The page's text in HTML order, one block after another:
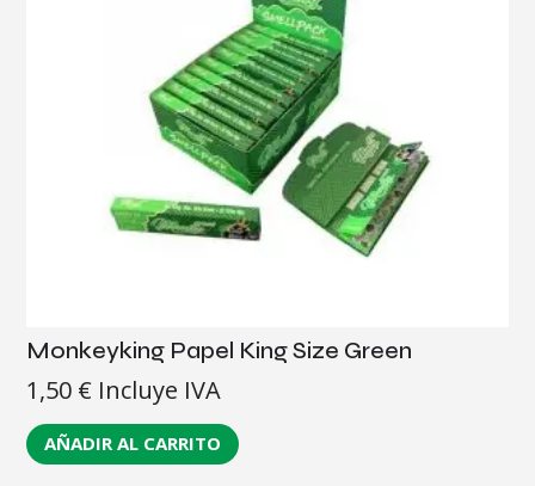
Monkeyking Papel King Size Green
1,50 € Incluye IVA
AÑADIR AL CARRITO